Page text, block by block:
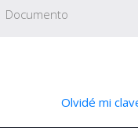
Olvidé mi